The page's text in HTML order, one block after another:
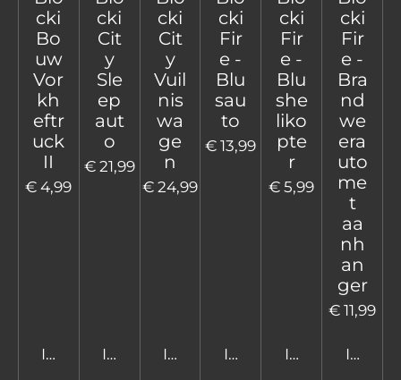
cki
Bo
uw
Vor
kh
eftr
uck
II
€ 4,99
In winkelwagen
cki
Cit
y
Sle
ep
aut
o
€ 21,99
In winkelwagen
cki
Cit
y
Vuil
nis
wa
ge
n
€ 24,99
In winkelwagen
cki
Fir
e -
Blu
sau
to
€ 13,99
In winkelwagen
cki
Fir
e -
Blu
she
liko
pte
r
€ 5,99
In
cki
Fir
e -
Bra
nd
we
era
uto
me
t
aa
nh
an
ger
€ 11,99
In